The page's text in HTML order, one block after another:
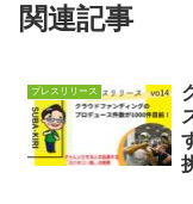
関連記事
プレスリリース